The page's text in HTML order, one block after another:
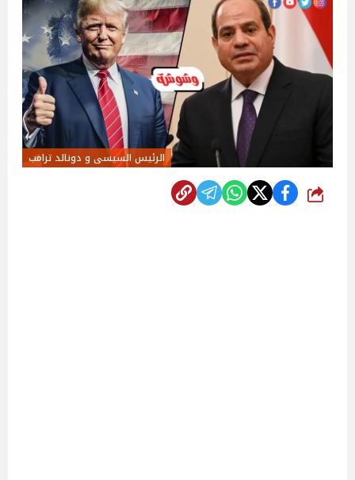
الرئيس السيسى و دونالد ترامب
شارك